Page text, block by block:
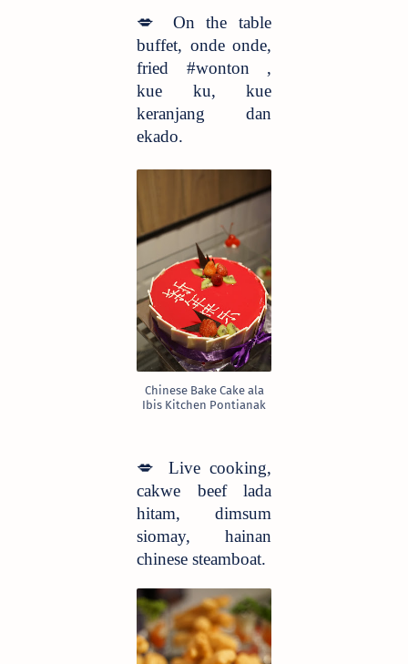
💋
On the table
buffet, onde onde,
fried #wonton ,
kue ku, kue
keranjang dan
ekado.
Chinese Bake Cake ala
Ibis Kitchen Pontianak
💋
Live cooking,
cakwe beef lada
hitam, dimsum
siomay, hainan
chinese steamboat.